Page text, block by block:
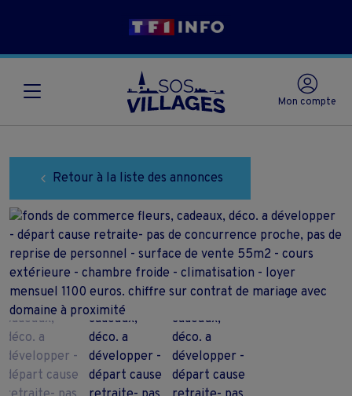
Mon compte
Retour à la liste des annonces